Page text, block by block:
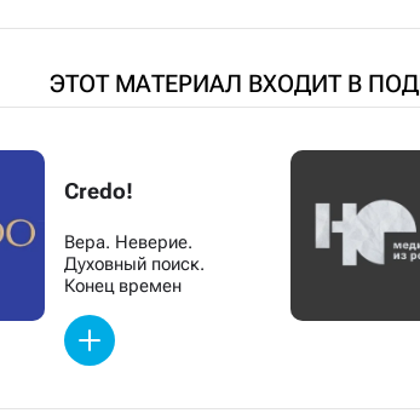
ЭТОТ МАТЕРИАЛ ВХОДИТ В
Credo!
Вера. Неверие.
Духовный поиск.
Конец времен